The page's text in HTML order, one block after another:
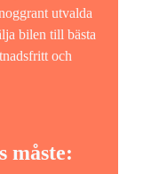
utvalda
bilen till bästa
och
måste: